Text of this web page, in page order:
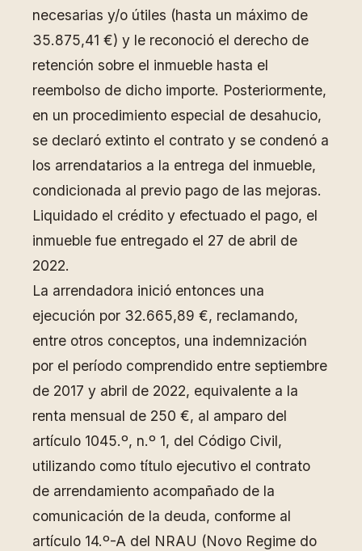
necesarias y/o útiles (hasta un máximo de
35.875,41 €) y le reconoció el derecho de
retención sobre el inmueble hasta el
reembolso de dicho importe. Posteriormente,
en un procedimiento especial de desahucio,
se declaró extinto el contrato y se condenó a
los arrendatarios a la entrega del inmueble,
condicionada al previo pago de las mejoras.
Liquidado el crédito y efectuado el pago, el
inmueble fue entregado el 27 de abril de
2022.
La arrendadora inició entonces una
ejecución por 32.665,89 €, reclamando,
entre otros conceptos, una indemnización
por el período comprendido entre septiembre
de 2017 y abril de 2022, equivalente a la
renta mensual de 250 €, al amparo del
artículo 1045.º, n.º 1, del Código Civil,
utilizando como título ejecutivo el contrato
de arrendamiento acompañado de la
comunicación de la deuda, conforme al
artículo 14.º-A del NRAU (Novo Regime do